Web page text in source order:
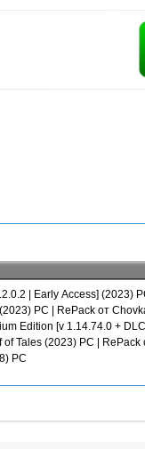
| Early Access] (2023)
PC | RePack от
Edition [v 1.14.74.0 +
Tales (2023) PC | RePack
PC